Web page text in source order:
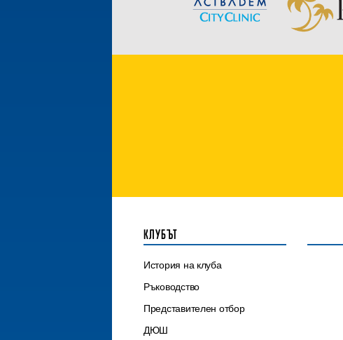
КЛУБЪТ
История на клуба
Ръководство
Представителен отбор
ДЮШ